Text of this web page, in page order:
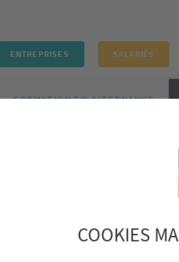
COOKIES
FORMATION EN ALTERNANCE
ENTREPRISES SALARIÉS
forme par la voie de
6 000 jeunes d’obtenir un diplôme